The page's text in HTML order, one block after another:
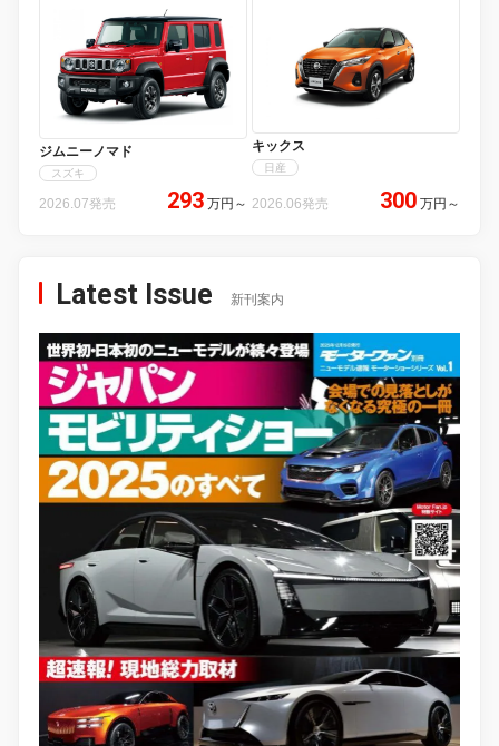
ジムニーノマド
スズキ
2026.07発売 293 万円 ～
キックス
日産
2026.06発売 300 万円 ～
Latest Issue 新刊案内